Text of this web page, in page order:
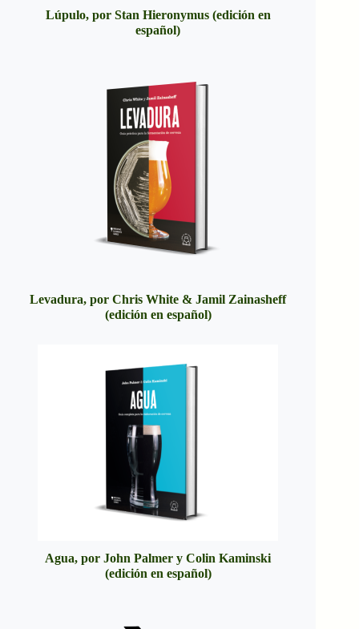
Lúpulo, por Stan Hieronymus (edición en
español)
Levadura, por Chris White & Jamil Zainasheff
(edición en español)
Agua, por John Palmer y Colin Kaminski
(edición en español)